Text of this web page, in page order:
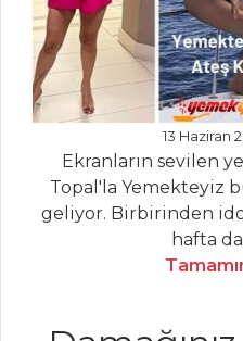
KAYISILI
BROWNİE
ÇİKOLATALI VE
PANCARLI KEK
MEYVELİ VE
KREMALI TART
Pasta ve Tatlılar
Tüm Tarifleri
BALIK
13 Haziran
Ekranların sevilen
Topal'la Yemekteyiz
geliyor. Birbirinden
hafta